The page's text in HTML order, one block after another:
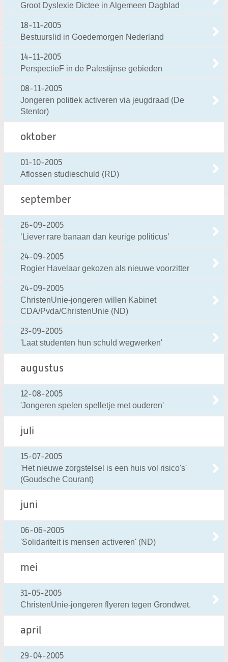
Groot Dyslexie Dictee in Algemeen Dagblad
18-11-2005
Bestuurslid in Goedemorgen Nederland
14-11-2005
PerspectieF in de Palestijnse gebieden
08-11-2005
Jongeren politiek activeren via jeugdraad (De
Stentor)
oktober
01-10-2005
Aflossen studieschuld (RD)
september
26-09-2005
’Liever rare banaan dan keurige politicus’
24-09-2005
Rogier Havelaar gekozen als nieuwe voorzitter
24-09-2005
ChristenUnie-jongeren willen Kabinet
CDA/Pvda/ChristenUnie (ND)
23-09-2005
'Laat studenten hun schuld wegwerken'
augustus
12-08-2005
'Jongeren spelen spelletje met ouderen'
juli
15-07-2005
'Het nieuwe zorgstelsel is een huis vol risico's'
(Goudsche Courant)
juni
06-06-2005
'Solidariteit is mensen activeren' (ND)
mei
31-05-2005
ChristenUnie-jongeren flyeren tegen Grondwet.
april
29-04-2005